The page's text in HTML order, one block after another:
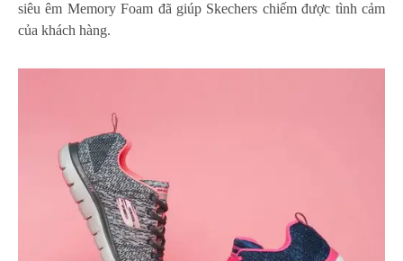
siêu êm Memory Foam đã giúp Skechers chiếm được tình cảm
của khách hàng.